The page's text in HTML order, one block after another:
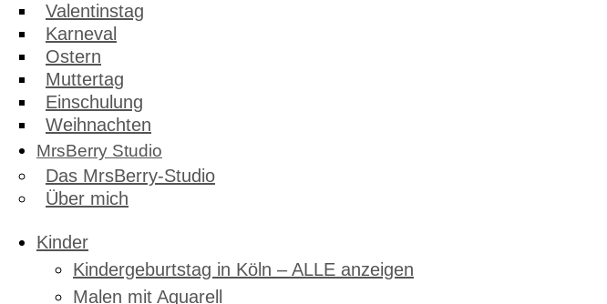
Valentinstag
Karneval
Ostern
Muttertag
Einschulung
Weihnachten
MrsBerry Studio
Das MrsBerry-Studio
Über mich
Kinder
Kindergeburtstag in Köln – ALLE anzeigen
Malen mit Aquarell